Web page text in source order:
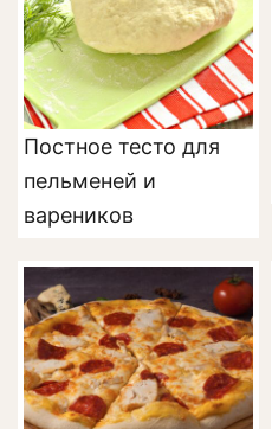
Постное тесто для
пельменей и
вареников